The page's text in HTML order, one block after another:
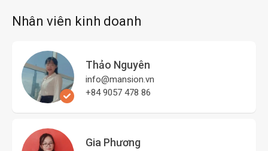
Nhân viên kinh doanh
Thảo Nguyên
info@mansion.vn
+84 9057 478 86
Gia Phương